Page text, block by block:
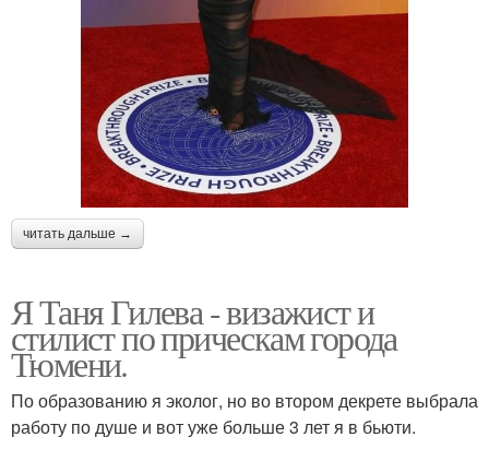
читать дальше →
Я Таня Гилева - визажист и
стилист по прическам города
Тюмени.
По образованию я эколог, но во втором декрете выбрала
работу по душе и вот уже больше 3 лет я в бьюти.